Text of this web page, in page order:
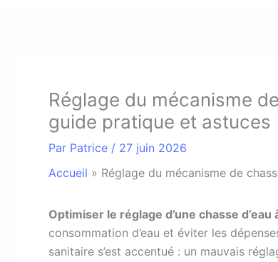
Réglage du mécanisme
guide pratique et astuces
Par Patrice / 27 juin 2026
Accueil » Réglage du mécanisme de
Optimiser le réglage d’une chasse
consommation d’eau et éviter les
sanitaire s’est accentué : un mauvais